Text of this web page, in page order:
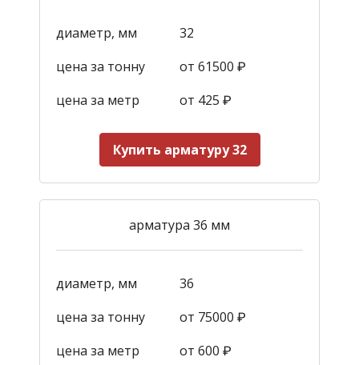
диаметр, мм
32
цена за тонну
от 61500 ₽
цена за метр
от 425 ₽
Купить арматуру 32
арматура 36 мм
диаметр, мм
36
цена за тонну
от 75000 ₽
цена за метр
от 600 ₽